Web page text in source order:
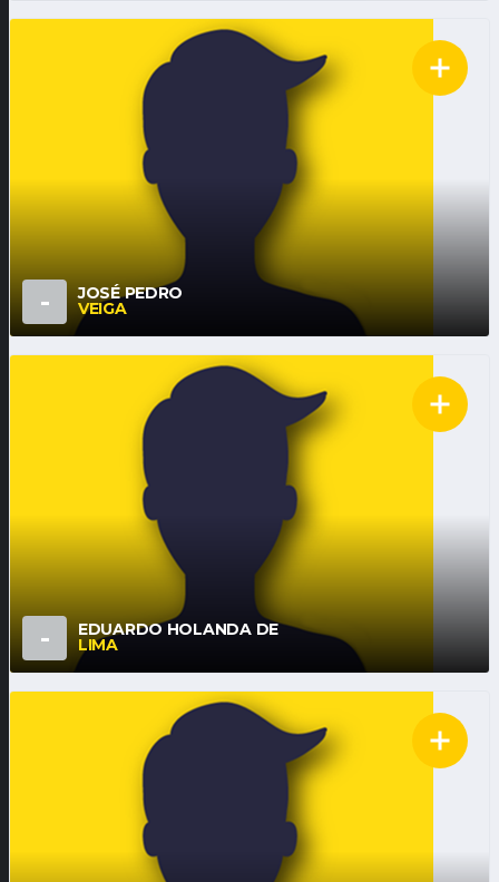
- JOSÉ PEDRO
VEIGA
- EDUARDO HOLANDA DE
LIMA